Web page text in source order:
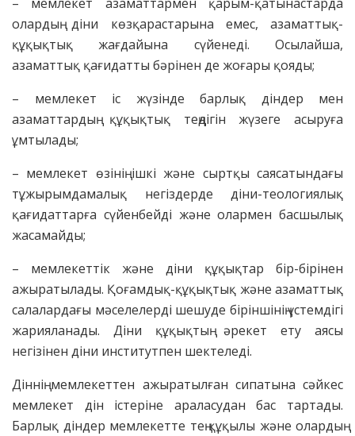
олардың діни көзқарастарына емес, азаматтық-
құқықтық жағдайына сүйенеді. Осылайша,
азаматтық қағидатты бәрінен де жоғары қояды;
– мемлекет іс жүзінде барлық діндер мен
азаматтардың құқықтық теңдігін жүзеге асыруға
ұмтылады;
– мемлекет өзінің ішкі және сыртқы саясатындағы
тұжырымдамалық негіздерде діни-теологиялық
қағидаттарға сүйенбейді және олармен басшылық
жасамайды;
– мемлекеттік және діни құқықтар бір-бірінен
ажыратылады. Қоғамдық-құқықтық және азаматтық
салалардағы мәселелерді шешуде біріншінің үстемдігі
жарияланады. Діни құқықтың әрекет ету аясы
негізінен діни институтпен шектеледі.
Діннің мемлекеттен ажыратылған сипатына сәйкес
мемлекет дін істеріне араласудан бас тартады.
Барлық діндер мемлекетте тең құқылы және олардың